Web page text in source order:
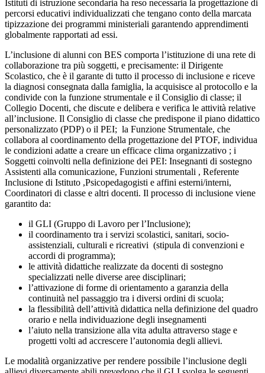
Istituti di istruzione secondaria ha reso necessaria la progettazione di
percorsi educativi individualizzati che tengano conto della marcata
tipizzazione dei programmi ministeriali garantendo apprendimenti
globalmente rapportati ad essi.
L’inclusione di alunni con BES comporta l’istituzione di una rete di
collaborazione tra più soggetti, e precisamente: il Dirigente
Scolastico, che è il garante di tutto il processo di inclusione e riceve
la diagnosi consegnata dalla famiglia, la acquisisce al protocollo e la
condivide con la funzione strumentale e il Consiglio di classe; il
Collegio Docenti, che discute e delibera e verifica le attività relative
all’inclusione. Il Consiglio di classe che predispone il piano didattico
personalizzato (PDP) o il PEI; la Funzione Strumentale, che
collabora al coordinamento della progettazione del PTOF, individua
le condizioni adatte a creare un efficace clima organizzativo ; i
Soggetti coinvolti nella definizione dei PEI: Insegnanti di sostegno
Assistenti alla comunicazione, Funzioni strumentali , Referente
Inclusione di Istituto ,Psicopedagogisti e affini esterni/interni,
Coordinatori di classe e altri docenti. Il processo di inclusione viene
garantito da:
il GLI (Gruppo di Lavoro per l’Inclusione);
il coordinamento tra i servizi scolastici, sanitari, socio-
assistenziali, culturali e ricreativi (stipula di convenzioni e
accordi di programma);
le attività didattiche realizzate da docenti di sostegno
specializzati nelle diverse aree disciplinari;
l’attivazione di forme di orientamento a garanzia della
continuità nel passaggio tra i diversi ordini di scuola;
la flessibilità dell’attività didattica nella definizione del quadro
orario e nella individuazione degli insegnamenti
l’aiuto nella transizione alla vita adulta attraverso stage e
progetti volti ad accrescere l’autonomia degli allievi.
Le modalità organizzative per rendere possibile l’inclusione degli